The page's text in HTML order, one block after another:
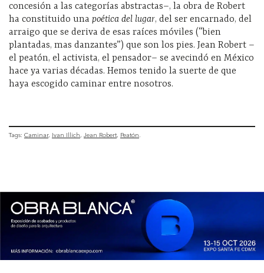
concesión a las categorías abstractas–, la obra de Robert
ha constituido una poética del lugar, del ser encarnado, del
arraigo que se deriva de esas raíces móviles (“bien
plantadas, mas danzantes”) que son los pies. Jean Robert –
el peatón, el activista, el pensador– se avecindó en México
hace ya varias décadas. Hemos tenido la suerte de que
haya escogido caminar entre nosotros.
Tags: Caminar Ivan Illich Jean Robert Peatón